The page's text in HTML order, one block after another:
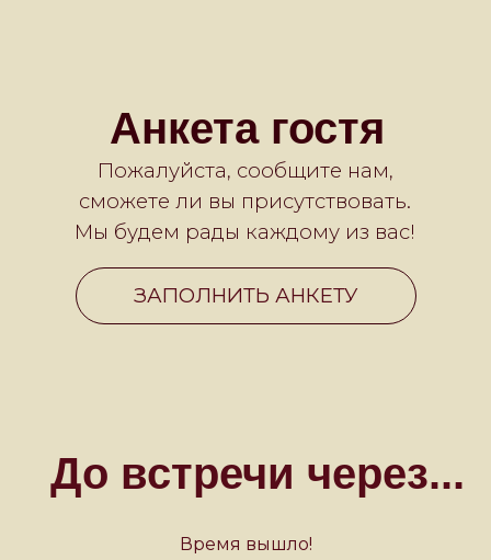
Время вышло!